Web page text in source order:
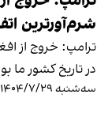
شرم‌آورترین
ترامپ: خروج از
در تاریخ کشور ما
سه‌شنبه ۱۴۰۴/۷/۲۹